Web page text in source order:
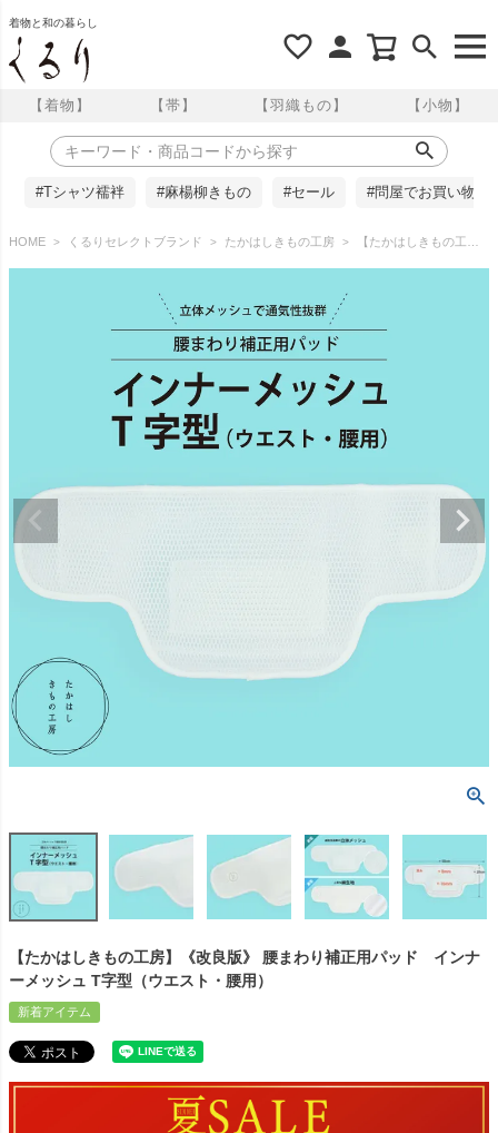
着物と和の暮らし
【着物】 【帯】 【羽織もの】 【小物】
#Tシャツ襦袢 #麻楊柳きもの #セール #問屋でお買い物
HOME くるりセレクトブランド たかはしきもの工房 【たかはしきもの工房】《改良版》 腰まわり補正用パッド インナーメッシュ T字型（ウエスト・腰用）
【たかはしきもの工房】《改良版》 腰まわり補正用パッド インナ
ーメッシュ T字型（ウエスト・腰用）
新着アイテム